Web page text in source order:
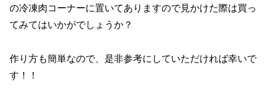
の冷凍肉コーナーに置いてありますので見かけた際は買っ
てみてはいかがでしょうか？
作り方も簡単なので、是非参考にしていただければ幸いで
す！！